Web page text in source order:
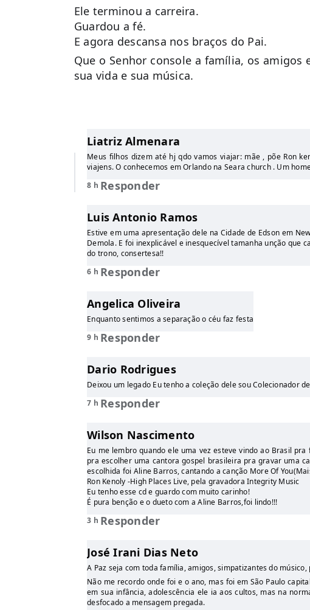
Ele terminou a carreira.
Guardou a fé.
E agora descansa nos braços do Pai.
Que o Senhor console a família, os
sua vida e sua música.
Liatriz Almenara
Meus filhos dizem até hj qdo vamos viajar: mãe , põe Ron
viajens. O conhecemos em Orlando na Seara church . Um
8 h Responder
Luis Antonio Ramos
Estive em uma apresentação dele na Cidade de Edson em
Demola. E foi inexplicável e inesquecível tamanha unção que
do trono, consertesa!!
6 h Responder
Angelica Oliveira
Enquanto sentimos a separação o céu faz festa
9 h Responder
Dario Rodrigues
Deixou um legado Eu tenho a coleção dele sou Colecionador
7 h Responder
Wilson Nascimento
Eu me lembro quando ele uma vez esteve vindo ao Brasil
pra escolher uma cantora gospel brasileira pra gravar uma
escolhida foi Aline Barros, cantando a canção More Of
Ron Kenoly -High Places Live, pela gravadora Integrity Music
Eu tenho esse cd e guardo com muito carinho!
É pura benção e o dueto com a Aline Barros,foi lindo!!!
3 h Responder
José Irani Dias Neto
A Paz seja com toda família, amigos, simpatizantes do músico,
Não me recordo onde foi e o ano, mas foi em São Paulo
em sua infância, adolescência ele ia aos cultos, mas na
desfocado a mensagem pregada.